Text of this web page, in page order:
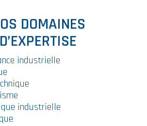
DOMAINES
D’EXPERTISE
industrielle
industrielle